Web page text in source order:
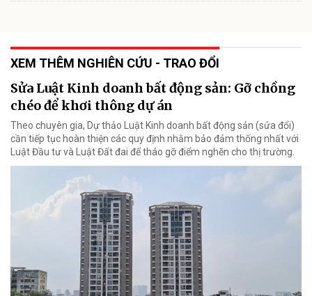
XEM THÊM NGHIÊN CỨU - TRAO ĐỔI
Sửa Luật Kinh doanh bất động sản: Gỡ chồng
chéo để khơi thông dự án
Theo chuyên gia, Dự thảo Luật Kinh doanh bất động sản (sửa đổi)
cần tiếp tục hoàn thiện các quy định nhằm bảo đảm thống nhất với
Luật Đầu tư và Luật Đất đai để tháo gỡ điểm nghẽn cho thị trường.